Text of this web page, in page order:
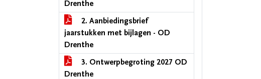
Drenthe
2. Aanbiedingsbrief
jaarstukken met bijlagen - OD
Drenthe
3. Ontwerpbegroting 2027 OD
Drenthe